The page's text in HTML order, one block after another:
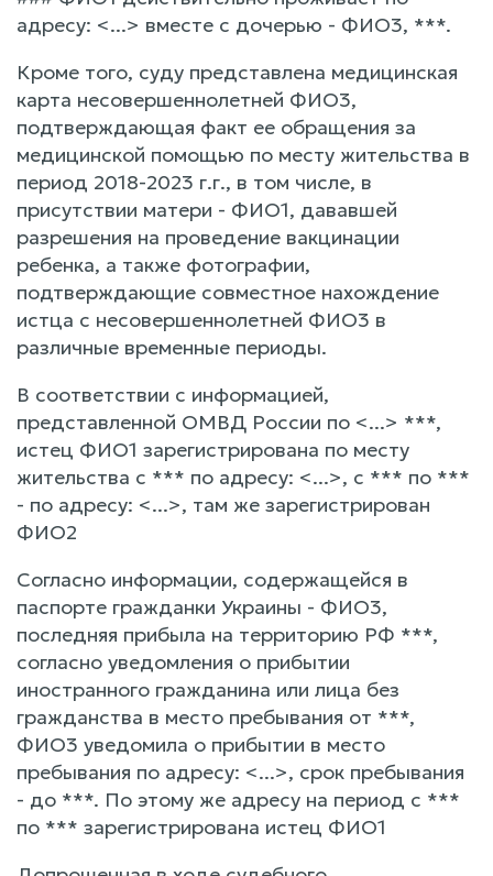
адресу: <...> вместе с дочерью - ФИО3, ***.
Кроме того, суду представлена медицинская
карта несовершеннолетней ФИО3,
подтверждающая факт ее обращения за
медицинской помощью по месту жительства в
период 2018-2023 г.г., в том числе, в
присутствии матери - ФИО1, дававшей
разрешения на проведение вакцинации
ребенка, а также фотографии,
подтверждающие совместное нахождение
истца с несовершеннолетней ФИО3 в
различные временные периоды.
В соответствии с информацией,
представленной ОМВД России по <...> ***,
истец ФИО1 зарегистрирована по месту
жительства с *** по адресу: <...>, с *** по ***
- по адресу: <...>, там же зарегистрирован
ФИО2
Согласно информации, содержащейся в
паспорте гражданки Украины - ФИО3,
последняя прибыла на территорию РФ ***,
согласно уведомления о прибытии
иностранного гражданина или лица без
гражданства в место пребывания от ***,
ФИО3 уведомила о прибытии в место
пребывания по адресу: <...>, срок пребывания
- до ***. По этому же адресу на период с ***
по *** зарегистрирована истец ФИО1